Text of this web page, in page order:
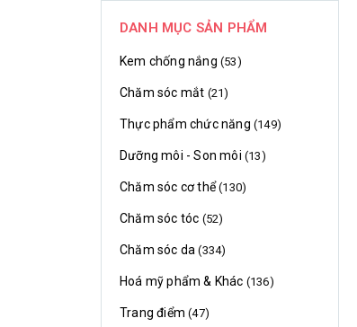
DANH MỤC SẢN PHẨM
Kem chống nắng (53)
Chăm sóc mắt (21)
Thực phẩm chức năng (149)
Dưỡng môi - Son môi (13)
Chăm sóc cơ thể (130)
Chăm sóc tóc (52)
Chăm sóc da (334)
Hoá mỹ phẩm & Khác (136)
Trang điểm (47)